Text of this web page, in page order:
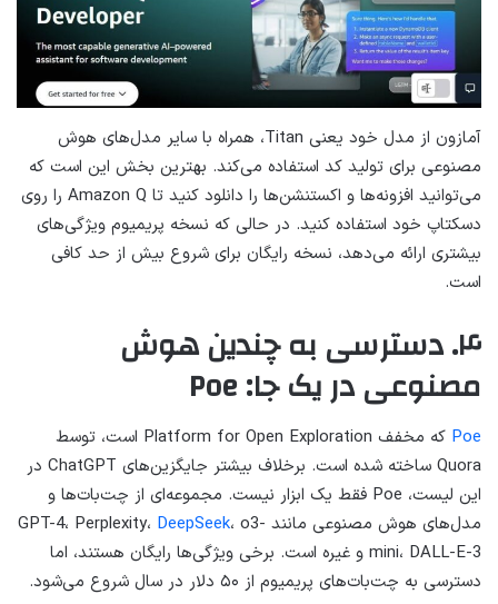
آمازون از مدل خود یعنی Titan، همراه با سایر مدل‌های هوش
مصنوعی برای تولید کد استفاده می‌کند. بهترین بخش این است که
می‌توانید افزونه‌ها و اکستنشن‌ها را دانلود کنید تا Amazon Q را روی
دسکتاپ خود استفاده کنید. در حالی که نسخه پریمیوم ویژگی‌های
بیشتری ارائه می‌دهد، نسخه رایگان برای شروع بیش از حد کافی
است.
۴. دسترسی به چندین هوش
مصنوعی در یک جا: Poe
Poe
که مخفف Platform for Open Exploration است، توسط
Quora ساخته شده است. برخلاف بیشتر جایگزین‌های ChatGPT در
این لیست، Poe فقط یک ابزار نیست. مجموعه‌ای از چت‌بات‌ها و
مدل‌های هوش مصنوعی مانند GPT-4، Perplexity،
DeepSeek، o3-
mini، DALL-E-3 و غیره است. برخی ویژگی‌ها رایگان هستند، اما
دسترسی به چت‌بات‌های پریمیوم از ۵۰ دلار در سال شروع می‌شود.